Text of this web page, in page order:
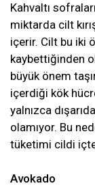
Kahvaltı
miktarda cilt
içerir. Cilt bu iki
kaybettiğinden
büyük önem
içerdiği kök
yalnızca
olamıyor. Bu
tüketimi cildi
Avokado